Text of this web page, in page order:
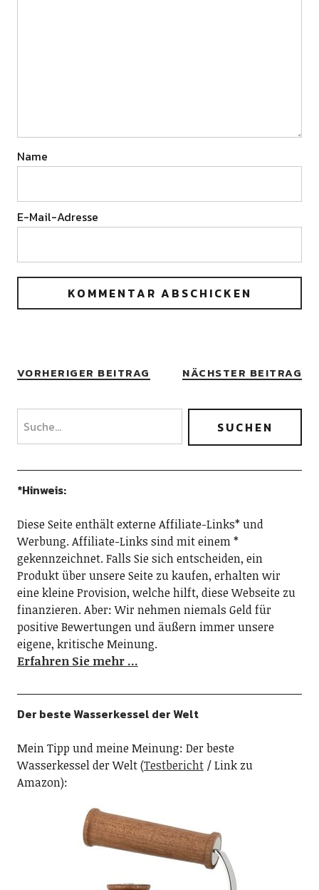
Name
E-Mail-Adresse
VORHERIGER BEITRAG NÄCHSTER BEITRAG
*Hinweis:
Diese Seite enthält externe Affiliate-Links* und
Werbung. Affiliate-Links sind mit einem *
gekennzeichnet. Falls Sie sich entscheiden, ein
Produkt über unsere Seite zu kaufen, erhalten wir
eine kleine Provision, welche hilft, diese Webseite zu
finanzieren. Aber: Wir nehmen niemals Geld für
positive Bewertungen und äußern immer unsere
eigene, kritische Meinung.
Erfahren Sie mehr …
Der beste Wasserkessel der Welt
Mein Tipp und meine Meinung: Der beste
Wasserkessel der Welt (Testbericht/ Link zu
Amazon):